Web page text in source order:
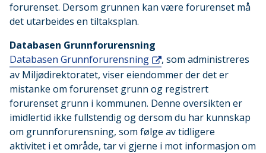
forurenset. Dersom grunnen kan være forurenset må
det utarbeides en tiltaksplan.
Databasen Grunnforurensning
Databasen Grunnforurensning
, som administreres
av Miljødirektoratet, viser eiendommer der det er
mistanke om forurenset grunn og registrert
forurenset grunn i kommunen. Denne oversikten er
imidlertid ikke fullstendig og dersom du har kunnskap
om grunnforurensning, som følge av tidligere
aktivitet i et område, tar vi gjerne i mot informasjon om